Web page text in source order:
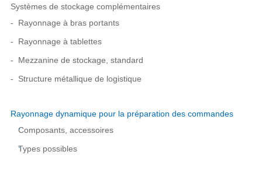
Systèmes de stockage complémentaires
Rayonnage à bras portants
Rayonnage à tablettes
Mezzanine de stockage, standard
Structure métallique de logistique
Rayonnage dynamique pour la préparation des commandes
Composants, accessoires
Types possibles